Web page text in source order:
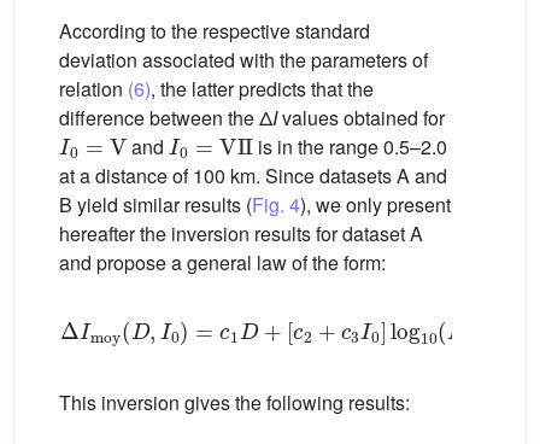
According to the respective standard
deviation associated with the parameters of
relation (6), the latter predicts that the
difference between the ΔIvalues obtained for
I0=V
and
I0=VII
is in the range 0.5–2.0
at a distance of 100 km. Since datasets A and
B yield similar results (Fig. 4), we only present
hereafter the inversion results for dataset A
and propose a general law of the form:
Δ moy D ,I 0)=c 1D + c2 c 3I 0] log10 D
This inversion gives the following results: